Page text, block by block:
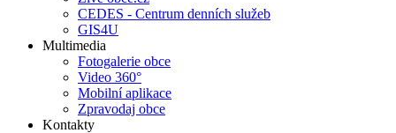
CEDES - Centrum denních služeb
GIS4U
Multimedia
Fotogalerie obce
Video 360°
Mobilní aplikace
Zpravodaj obce
Kontakty